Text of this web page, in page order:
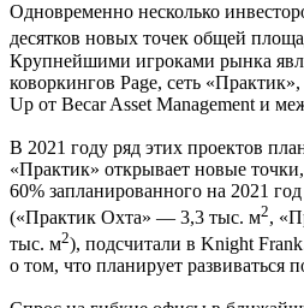
Одновременно несколько
десятков новых точек общей
Крупнейшими игроками рынка
коворкингов Page, сеть
Up от Becar Asset Management и
В 2021 году ряд этих проектов
«Практик» открывает новые
60% запланированного на 2021
(«Практик Охта» — 3,3 тыс. м2,
тыс. м2), подсчитали в Knight
о том, что планирует развиваться